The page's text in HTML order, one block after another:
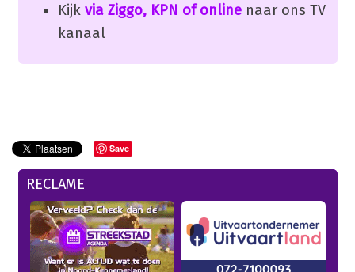
Kijk via Ziggo, KPN of onlinenaar ons TV
kanaal
Save
RECLAME